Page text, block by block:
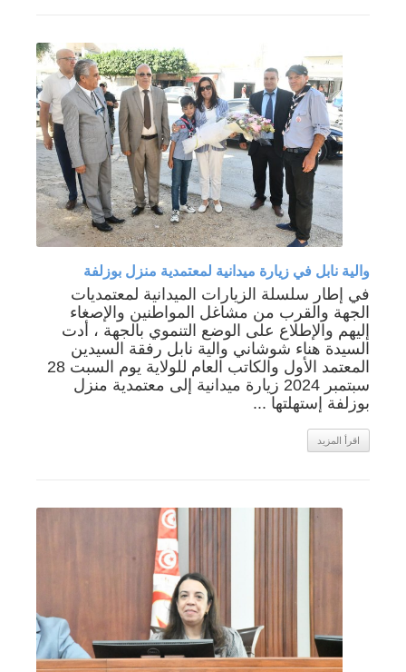
والية نابل في زيارة ميدانية لمعتمدية منزل بوزلفة
في إطار سلسلة الزيارات الميدانية لمعتمديات
الجهة والقرب من مشاغل المواطنين والإصغاء
إليهم والإطلاع على الوضع التنموي بالجهة ، أدت
السيدة هناء شوشاني والية نابل رفقة السيدين
المعتمد الأول والكاتب العام للولاية يوم السبت 28
سبتمبر 2024 زيارة ميدانية إلى معتمدية منزل
بوزلفة إستهلتها ...
اقرأ المزيد